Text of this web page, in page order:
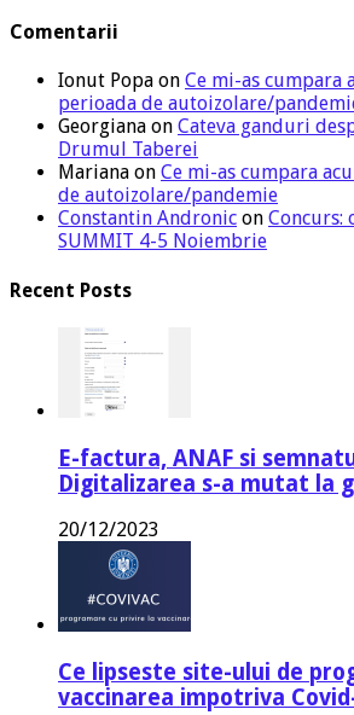
Comentarii
Ionut Popa on Ce mi-as cumpara
perioada de autoizolare/
Georgiana on Cateva ganduri
Drumul Taberei
Mariana on Ce mi-as cumpara
de autoizolare/pandemie
Constantin Andronic on Concurs:
SUMMIT 4-5 Noiembrie
Recent Posts
E-factura, ANAF si
Digitalizarea s-a mutat la
20/12/2023
Ce lipseste site-ului de
vaccinarea impotriva